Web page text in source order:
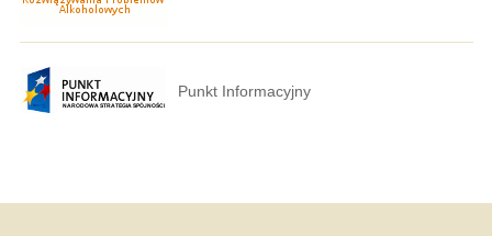
Punkt Informacyjny